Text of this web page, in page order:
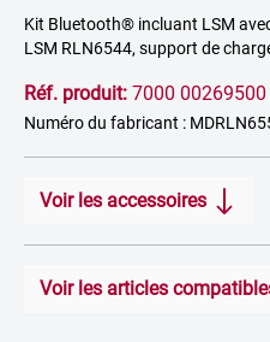
Kit Bluetooth® incluant LSM
LSM RLN6544, support de
Réf. produit: 7000 00269500
Numéro du fabricant :
Voir les accessoires
Voir les articles